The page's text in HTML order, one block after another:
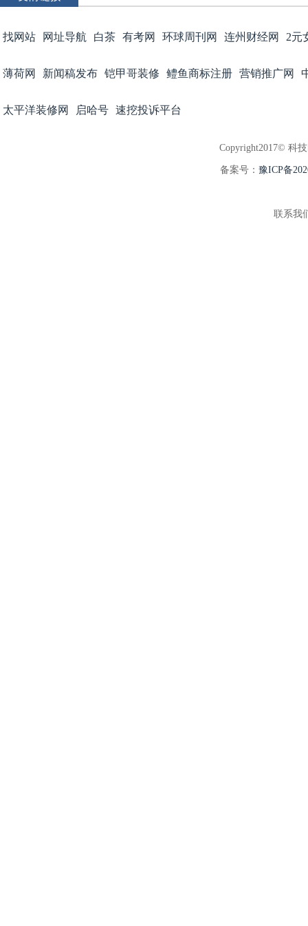
找网站 网址导航 白茶 有考网 环球周刊网 连州财经网 2元
薄荷网 新闻稿发布 铠甲哥装修 鳢鱼商标注册 营销推广网
太平洋装修网 启哈号 速挖投诉平台
Copyright2017© 科
备案号： 豫ICP备
联系我